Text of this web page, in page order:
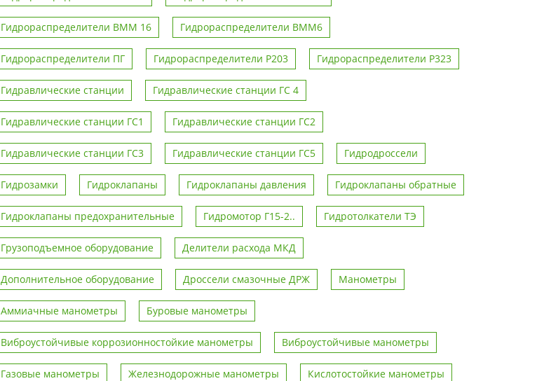
Гидрораспределители ВММ 16 Гидрораспределители ВММ6
Гидрораспределители ПГ Гидрораспределители Р203 Гидрораспределители Р323
Гидравлические станции Гидравлические станции ГС 4
Гидравлические станции ГС1 Гидравлические станции ГС2
Гидравлические станции ГС3 Гидравлические станции ГС5 Гидродроссели
Гидрозамки Гидроклапаны Гидроклапаны давления Гидроклапаны обратные
Гидроклапаны предохранительные Гидромотор Г15-2.. Гидротолкатели ТЭ
Грузоподъемное оборудование Делители расхода МКД
Дополнительное оборудование Дроссели смазочные ДРЖ Манометры
Аммиачные манометры Буровые манометры
Виброустойчивые коррозионностойкие манометры Виброустойчивые манометры
Газовые манометры Железнодорожные манометры Кислотостойкие манометры